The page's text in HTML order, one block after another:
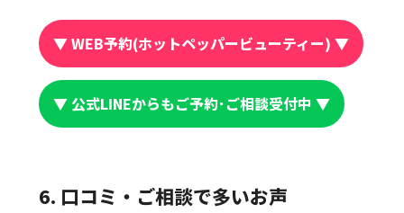
▼ WEB予約(ホットペッパービューティー) ▼
▼ 公式LINEからもご予約･ご相談受付中 ▼
6. 口コミ・ご相談で多いお声